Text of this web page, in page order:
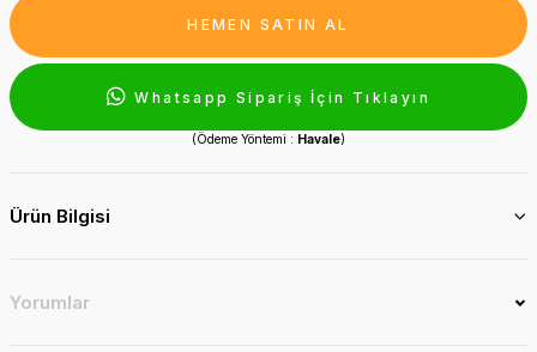
HEMEN SATIN AL
Whatsapp Sipariş İçin Tıklayın
(Ödeme Yöntemi : Havale)
Ürün Bilgisi
Yorumlar